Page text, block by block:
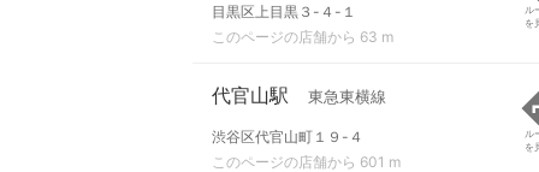
目黒区上目黒３-４-１
このページの店舗から 63 m
ル
を
代官山駅 東急東横線
渋谷区代官山町１９-４
このページの店舗から 601 m
ル
を